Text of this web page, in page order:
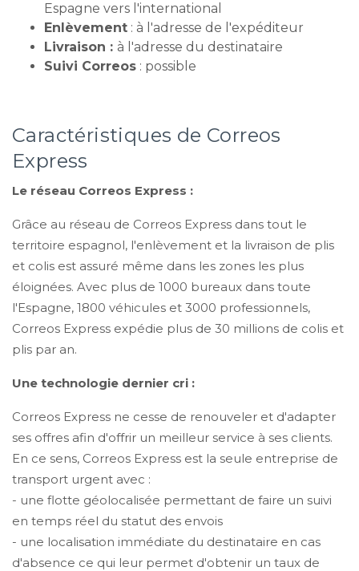
Espagne vers l'international
Enlèvement : à l'adresse de l'expéditeur
Livraison : à l'adresse du destinataire
Suivi Correos : possible
Caractéristiques de Correos
Express
Le réseau Correos Express :
Grâce au réseau de Correos Express dans tout le
territoire espagnol, l'enlèvement et la livraison de plis
et colis est assuré même dans les zones les plus
éloignées. Avec plus de 1000 bureaux dans toute
l'Espagne, 1800 véhicules et 3000 professionnels,
Correos Express expédie plus de 30 millions de colis et
plis par an.
Une technologie dernier cri :
Correos Express ne cesse de renouveler et d'adapter
ses offres afin d'offrir un meilleur service à ses clients.
En ce sens, Correos Express est la seule entreprise de
transport urgent avec :
- une flotte géolocalisée permettant de faire un suivi
en temps réel du statut des envois
​​​​​​​- une localisation immédiate du destinataire en cas
d'absence ce qui leur permet d'obtenir un taux de